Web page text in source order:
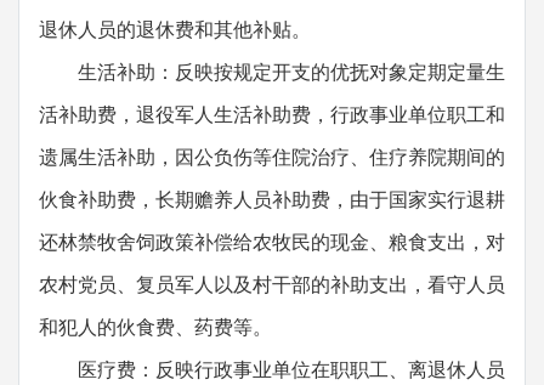
退休人员的退休费和其他补贴。
生活补助：反映按规定开支的优抚对象定期定量生
活补助费，退役军人生活补助费，行政事业单位职工和
遗属生活补助，因公负伤等住院治疗、住疗养院期间的
伙食补助费，长期赡养人员补助费，由于国家实行退耕
还林禁牧舍饲政策补偿给农牧民的现金、粮食支出，对
农村党员、复员军人以及村干部的补助支出，看守人员
和犯人的伙食费、药费等。
医疗费：反映行政事业单位在职职工、离退休人员